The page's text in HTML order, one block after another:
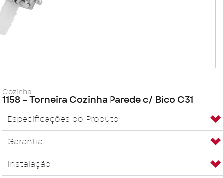
Cozinha
1158 – Torneira Cozinha Parede c/ Bico C31
Especificações do Produto
Garantia
Instalação